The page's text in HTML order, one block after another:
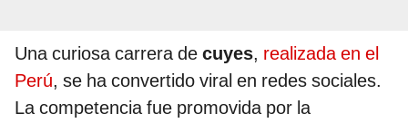
Una curiosa carrera de cuyes, realizada en el
Perú, se ha convertido viral en redes sociales.
La competencia fue promovida por la